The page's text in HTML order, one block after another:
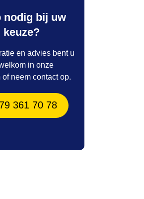
nodig bij uw
keuze?
en advies bent u
in onze
neem contact op.
361 70 78